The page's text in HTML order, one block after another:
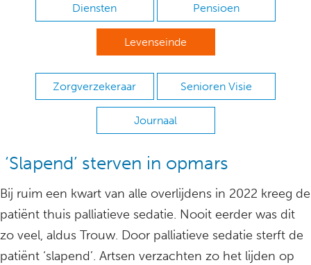
Diensten Pensioen
Levenseinde
Zorgverzekeraar Senioren Visie
Journaal
‘Slapend’ sterven in opmars
Bij ruim een kwart van alle overlijdens in 2022 kreeg de
patiënt thuis palliatieve sedatie. Nooit eerder was dit
zo veel, aldus Trouw. Door palliatieve sedatie sterft de
patiënt ‘slapend’. Artsen verzachten zo het lijden op